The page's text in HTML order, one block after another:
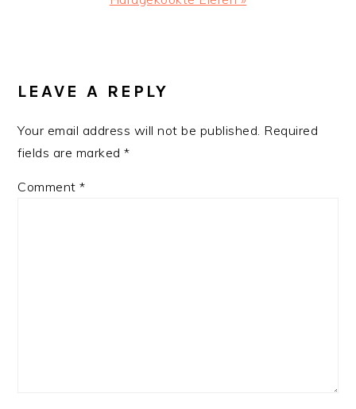
INTERACTIONS
LEAVE A REPLY
Your email address will not be published. Required
fields are marked*
Comment*